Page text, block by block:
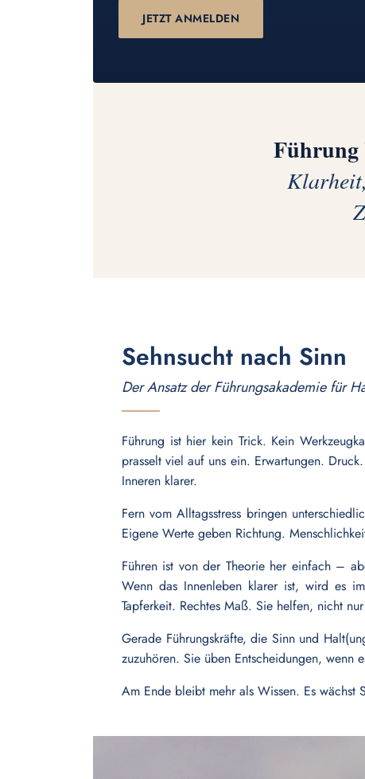
JETZT ANMELDEN
Führung
Sehnsucht nach Sinn
Der Ansatz der Führungsakademie für
Führung ist hier kein Trick. Kein
prasselt viel auf uns ein. Erwartungen.
Inneren klarer.
Fern vom Alltagsstress bringen
Eigene Werte geben Richtung.
Führen ist von der Theorie her einfach –
Wenn das Innenleben klarer ist, wird es
Tapferkeit. Rechtes Maß. Sie helfen, nicht
Gerade Führungskräfte, die Sinn und
zuzuhören. Sie üben Entscheidungen, wenn
Am Ende bleibt mehr als Wissen. Es